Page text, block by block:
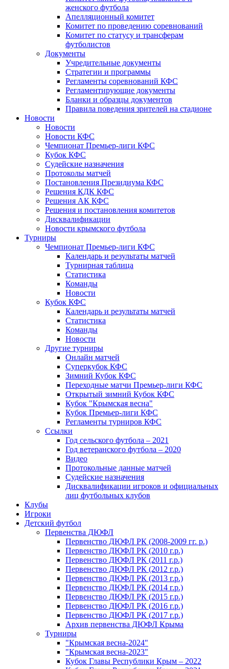
женского футбола
Апелляционный комитет
Комитет по проведению соревнований
Комитет по статусу и трансферам
футболистов
Документы
Учредительные документы
Стратегии и программы
Регламенты соревнований КФС
Регламентирующие документы
Бланки и образцы документов
Правила поведения зрителей на стадионе
Новости
Новости
Новости КФС
Чемпионат Премьер-лиги КФС
Кубок КФС
Судейские назначения
Протоколы матчей
Постановления Президиума КФС
Решения КДК КФС
Решения АК КФС
Решения и постановления комитетов
Дисквалификации
Новости крымского футбола
Турниры
Чемпионат Премьер-лиги КФС
Календарь и результаты матчей
Турнирная таблица
Статистика
Команды
Новости
Кубок КФС
Календарь и результаты матчей
Статистика
Команды
Новости
Другие турниры
Онлайн матчей
Суперкубок КФС
Зимний Кубок КФС
Переходные матчи Премьер-лиги КФС
Открытый зимний Кубок КФС
Кубок "Крымская весна"
Кубок Премьер-лиги КФС
Регламенты турниров КФС
Ссылки
Год сельского футбола – 2021
Год ветеранского футбола – 2020
Видео
Протокольные данные матчей
Судейские назначения
Дисквалификации игроков и официальных
лиц футбольных клубов
Клубы
Игроки
Детский футбол
Первенства ДЮФЛ
Первенство ДЮФЛ РК (2008-2009 гг. р.)
Первенство ДЮФЛ РК (2010 г.р.)
Первенство ДЮФЛ РК (2011 г.р.)
Первенство ДЮФЛ РК (2012 г.р.)
Первенство ДЮФЛ РК (2013 г.р.)
Первенство ДЮФЛ РК (2014 г.р.)
Первенство ДЮФЛ РК (2015 г.р.)
Первенство ДЮФЛ РК (2016 г.р.)
Первенство ДЮФЛ РК (2017 г.р.)
Архив первенства ДЮФЛ Крыма
Турниры
"Крымская весна-2024"
"Крымская весна-2023"
Кубок Главы Республики Крым – 2022